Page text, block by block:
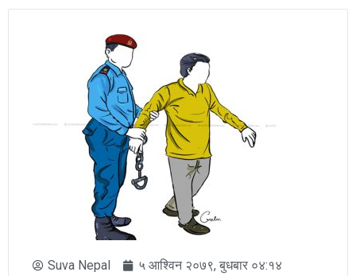
Suva Nepal
५ आश्विन २०७९, बुधबार ०४:१४